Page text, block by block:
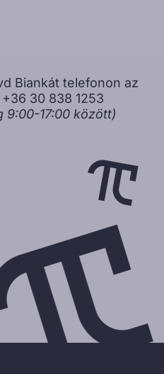
Biankát telefonon az
30 838 1253
9:00-17:00 között)